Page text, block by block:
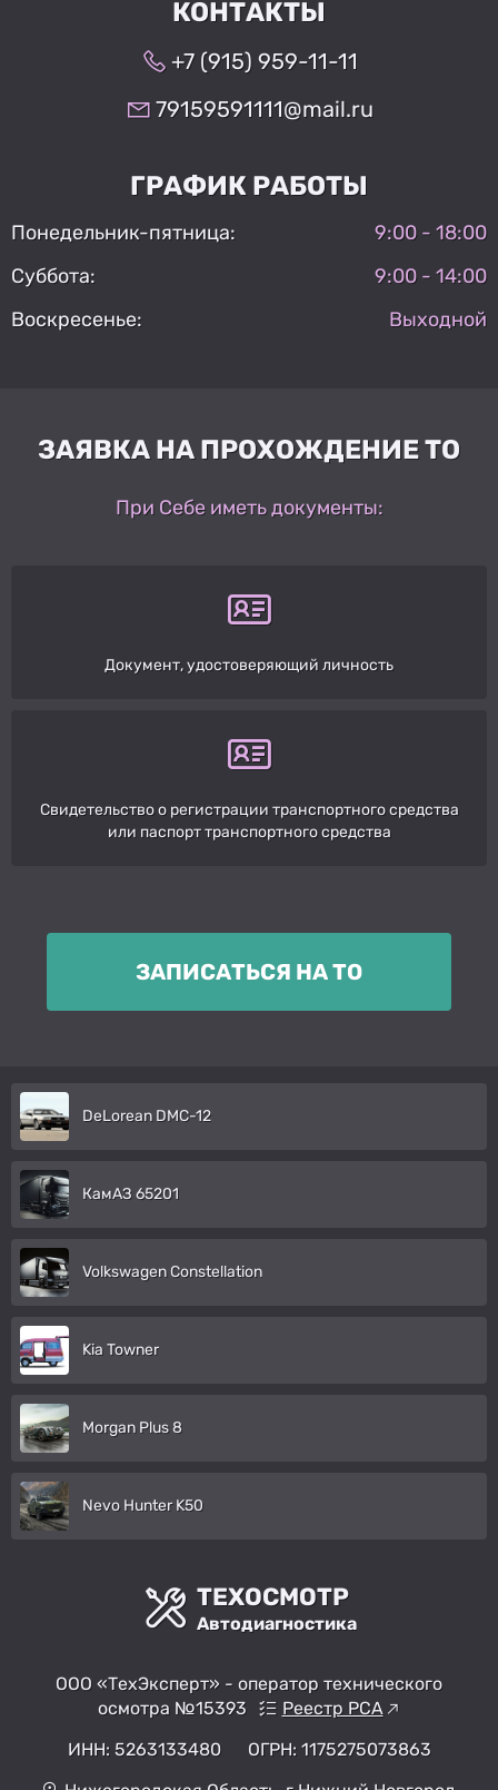
КОНТАКТЫ
+7 (915) 959-11-11
79159591111@mail.ru
ГРАФИК РАБОТЫ
Понедельник-пятница:
9:00 - 18:00
Суббота:
9:00 - 14:00
Воскресенье:
Выходной
ЗАЯВКА НА ПРОХОЖДЕНИЕ ТО
При Себе иметь документы:
Документ, удостоверяющий личность
Свидетельство о регистрации транспортного средства
или паспорт транспортного средства
ЗАПИСАТЬСЯ НА ТО
DeLorean DMC-12
КамАЗ 65201
Volkswagen Constellation
Kia Towner
Morgan Plus 8
Nevo Hunter K50
ТЕХОСМОТР
Автодиагностика
ООО «ТехЭксперт» - оператор технического
осмотра №15393
Реестр РСА
ИНН: 5263133480
ОГРН: 1175275073863